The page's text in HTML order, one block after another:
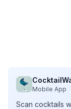
Mobile App
Scan cocktails